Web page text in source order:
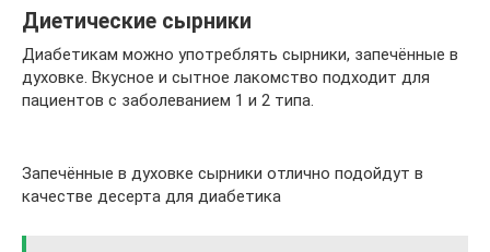
Диетические сырники
Диабетикам можно употреблять сырники, запечённые в
духовке. Вкусное и сытное лакомство подходит для
пациентов с заболеванием 1 и 2 типа.
Запечённые в духовке сырники отлично подойдут в
качестве десерта для диабетика